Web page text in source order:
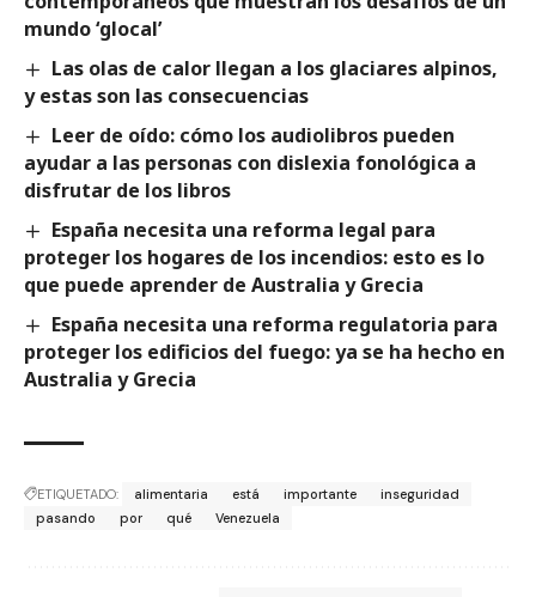
mundo ‘glocal’
Las olas de calor llegan a los glaciares alpinos,
y estas son las consecuencias
Leer de oído: cómo los audiolibros pueden
ayudar a las personas con dislexia fonológica a
disfrutar de los libros
España necesita una reforma legal para
proteger los hogares de los incendios: esto es lo
que puede aprender de Australia y Grecia
España necesita una reforma regulatoria para
proteger los edificios del fuego: ya se ha hecho en
Australia y Grecia
ETIQUETADO: alimentaria está importante
inseguridad
pasando
por qué Venezuela